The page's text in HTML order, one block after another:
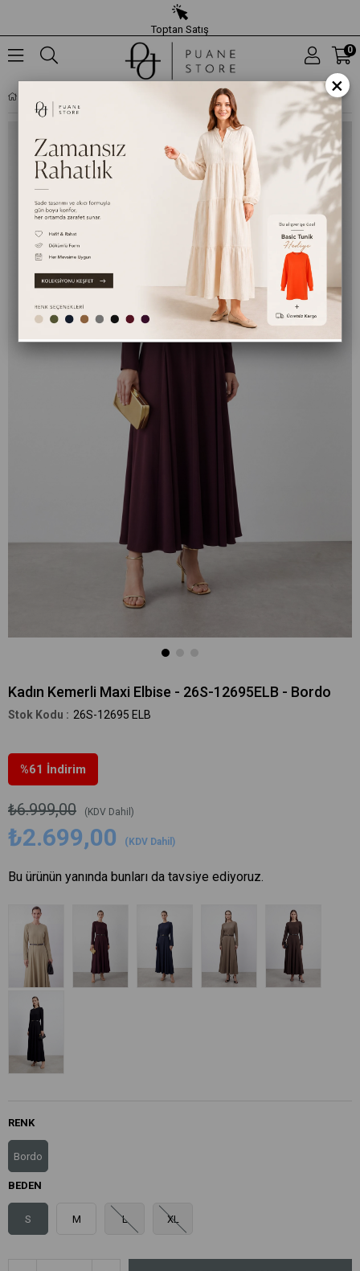
Toptan Satış
0
Kadın Kemerli Maxi Elbise - 26S-12695ELB - Bordo
26S-12695 ELB
%61 İndirim
₺6.999,00 (KDV Dahil)
₺2.699,00 (KDV Dahil)
Bu ürünün yanında bunları da tavsiye ediyoruz.
RENK
Bordo
BEDEN
S M L XL
×